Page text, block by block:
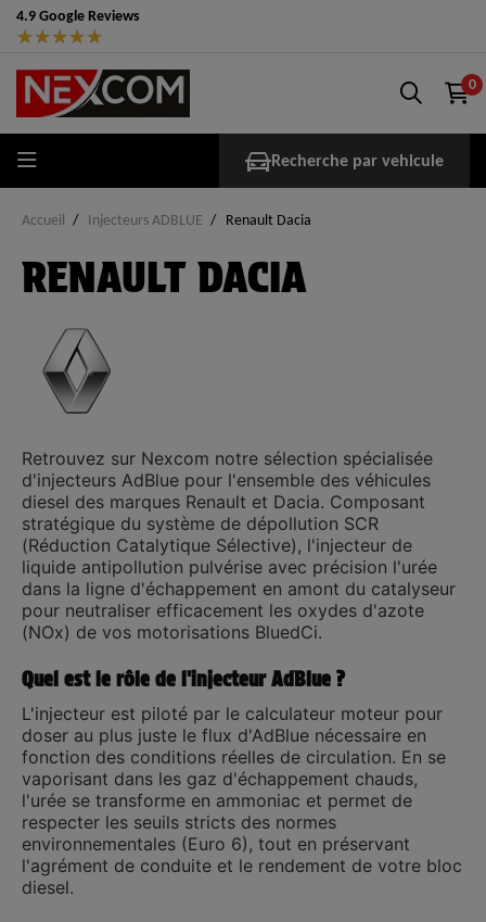
4.9 Google Reviews
★★★★★
0
Recherche par vehicule
Accueil Injecteurs ADBLUE Renault Dacia
RENAULT DACIA
Retrouvez sur Nexcom notre sélection spécialisée
d'injecteurs AdBlue pour l'ensemble des véhicules
diesel des marques Renault et Dacia. Composant
stratégique du système de dépollution SCR
(Réduction Catalytique Sélective), l'injecteur de
liquide antipollution pulvérise avec précision l'urée
dans la ligne d'échappement en amont du catalyseur
pour neutraliser efficacement les oxydes d'azote
(NOx) de vos motorisations BluedCi.
Quel est le rôle de l'injecteur AdBlue ?
L'injecteur est piloté par le calculateur moteur pour
doser au plus juste le flux d'AdBlue nécessaire en
fonction des conditions réelles de circulation. En se
vaporisant dans les gaz d'échappement chauds,
l'urée se transforme en ammoniac et permet de
respecter les seuils stricts des normes
environnementales (Euro 6), tout en préservant
l'agrément de conduite et le rendement de votre bloc
diesel.